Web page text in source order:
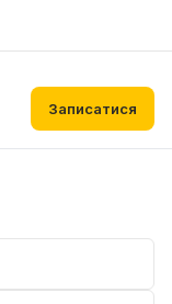
Записатися